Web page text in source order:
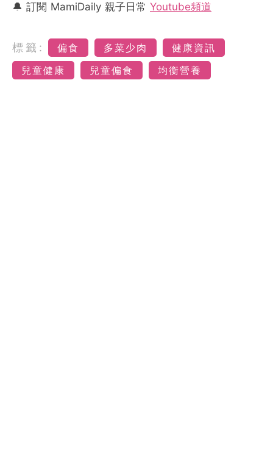
🔔 訂閱 MamiDaily 親子日常 Youtube頻道
標籤: 偏食 多菜少肉
健康資訊
兒童健康
兒童偏食 均衡營養